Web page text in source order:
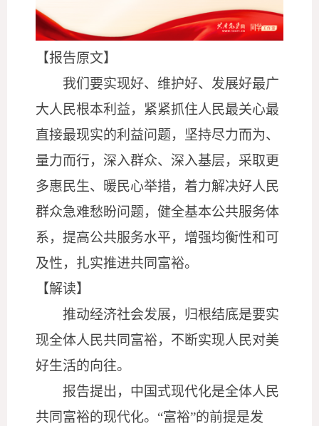
【报告原文】
我们要实现好、维护好、发展好最广
大人民根本利益，紧紧抓住人民最关心最
直接最现实的利益问题，坚持尽力而为、
量力而行，深入群众、深入基层，采取更
多惠民生、暖民心举措，着力解决好人民
群众急难愁盼问题，健全基本公共服务体
系，提高公共服务水平，增强均衡性和可
及性，扎实推进共同富裕。
【解读】
推动经济社会发展，归根结底是要实
现全体人民共同富裕，不断实现人民对美
好生活的向往。
报告提出，中国式现代化是全体人民
共同富裕的现代化。 “富裕”的前提是发